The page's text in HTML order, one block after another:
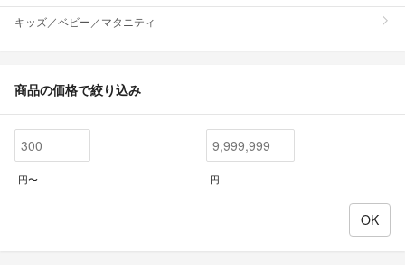
キッズ／ベビー／マタニティ
商品の価格で絞り込み
円〜 円